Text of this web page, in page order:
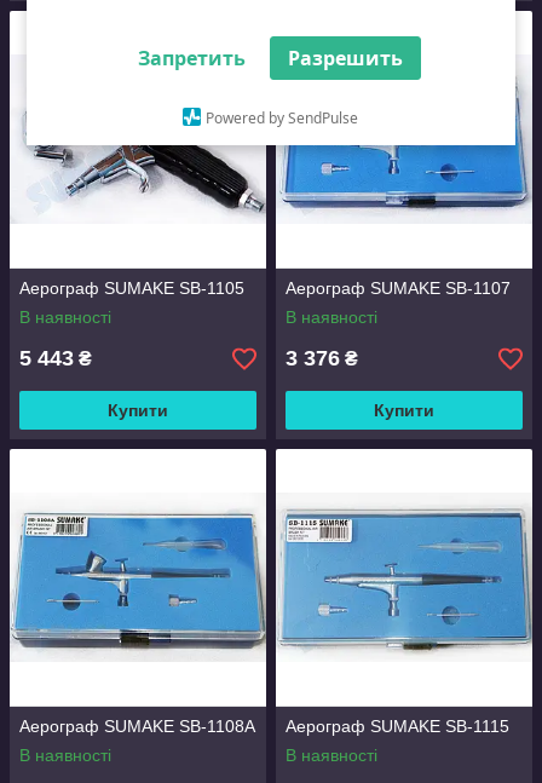
Запретить Разрешить
Powered by SendPulse
Аерограф SUMAKE SB-1105
В наявності
5 443 ₴
Купити
Аерограф SUMAKE SB-1107
В наявності
3 376 ₴
Купити
Аерограф SUMAKE SB-1108A
В наявності
Аерограф SUMAKE SB-1115
В наявності